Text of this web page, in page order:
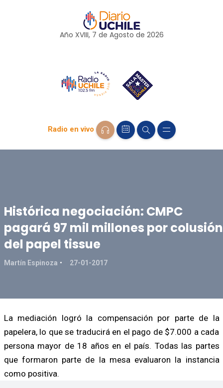
Año XVIII, 7 de Agosto de 2026
Radio en vivo
Histórica negociación: CMPC
pagará 97 mil millones por colusión
del papel tissue
Martín Espinoza 27-01-2017
La mediación logró la compensación por parte de la
papelera, lo que se traducirá en el pago de $7.000 a cada
persona mayor de 18 años en el país. Todas las partes
que formaron parte de la mesa evaluaron la instancia
como positiva.